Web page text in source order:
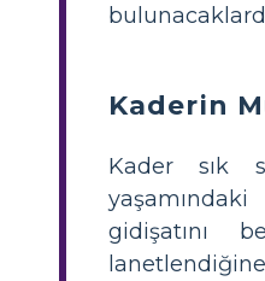
Kaderin
Kader sık
gidişatını